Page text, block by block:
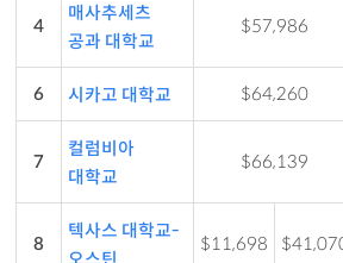
4
매사추세츠
공과 대학교
$57,986
6 시카고 대학교 $64,260
7
컬럼비아
대학교
$66,139
8
텍사스 대학교-
$11,698